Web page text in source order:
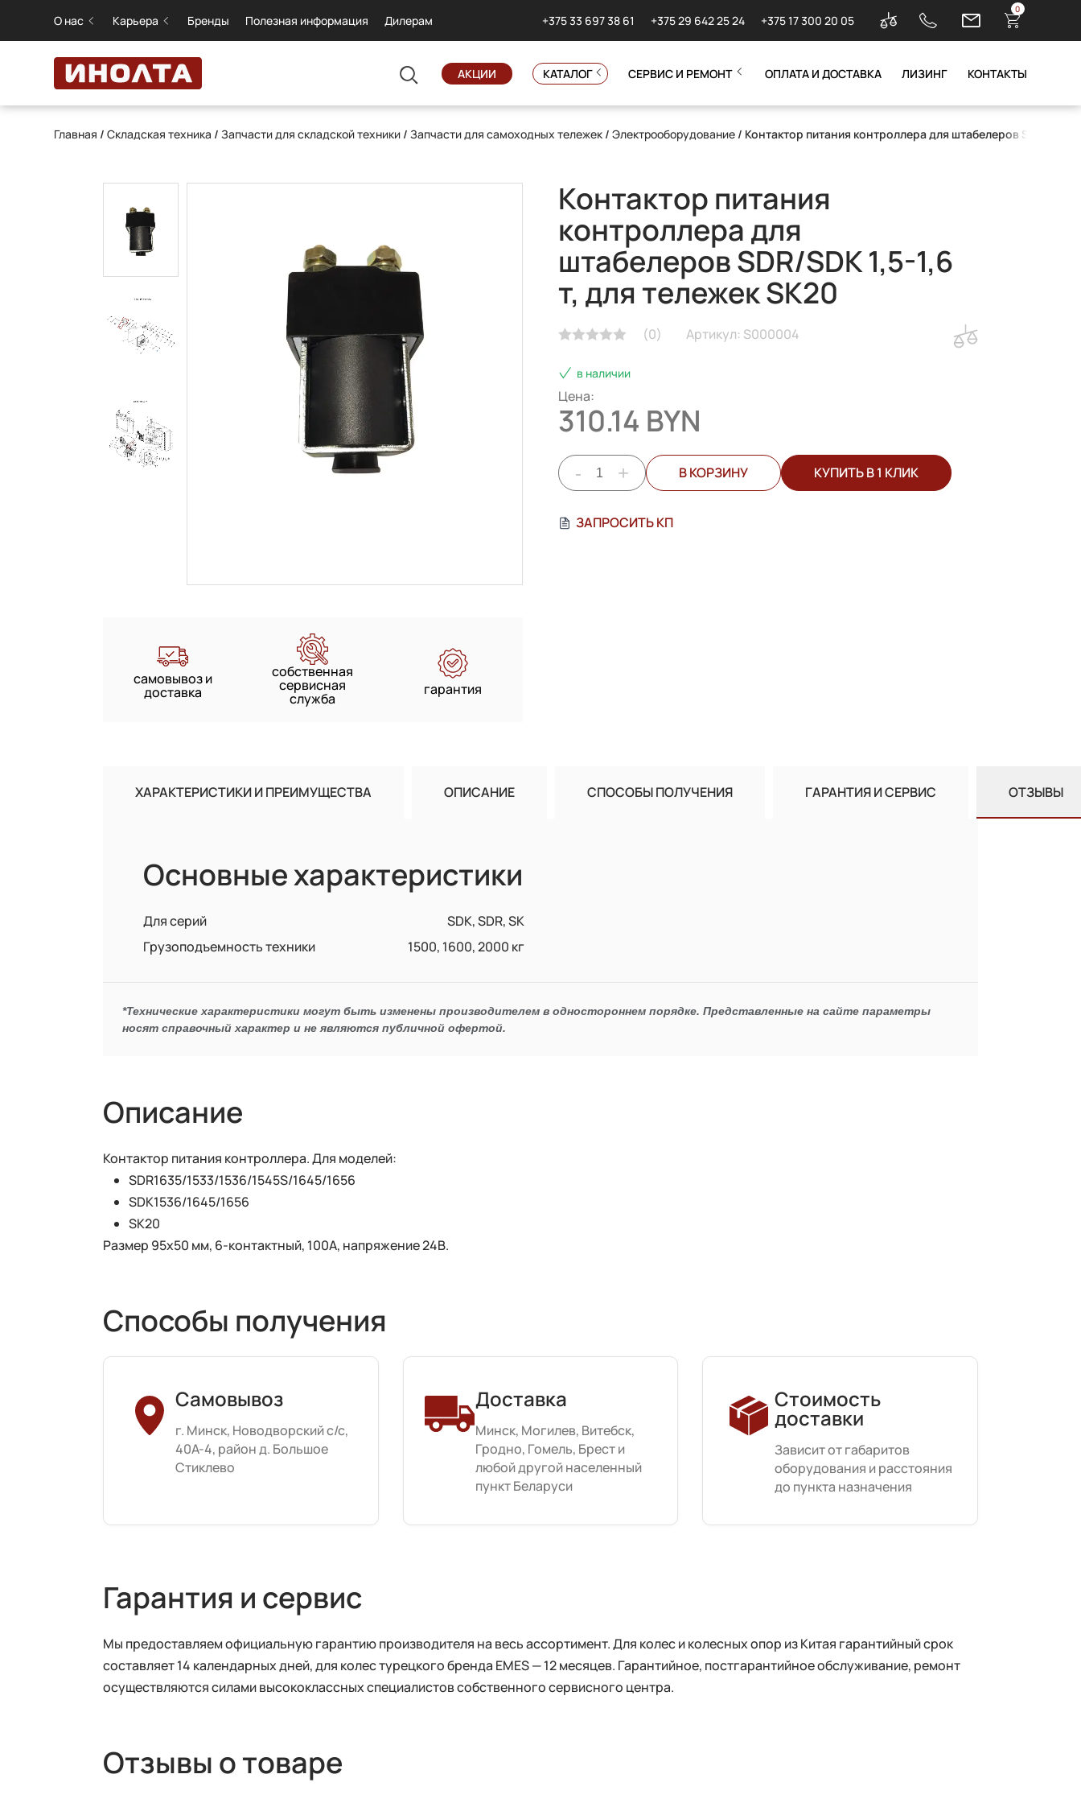
О нас Карьера Бренды Полезная информация Дилерам +375 33 697 38 61 +375 29 642 25 24 +375 17 300 20 05
0
АКЦИИ КАТАЛОГ СЕРВИС И РЕМОНТ ОПЛАТА И ДОСТАВКА ЛИЗИНГ КОНТАКТЫ
Главная /Складская техника /Запчасти для складской техники /Запчасти для самоходных тележек /Электрооборудование / Контактор питания контроллера для штабелеров SDR/SDK
самовывоз и
доставка
собственная
сервисная
служба
гарантия
Контактор питания
контроллера для
штабелеров SDR/SDK 1,5-1,6
т, для тележек SK20
(0) Артикул: S000004
в наличии
Цена:
310.14 BYN
- + В КОРЗИНУ КУПИТЬ В 1 КЛИК
ЗАПРОСИТЬ КП
ХАРАКТЕРИСТИКИ И ПРЕИМУЩЕСТВА ОПИСАНИЕ СПОСОБЫ ПОЛУЧЕНИЯ ГАРАНТИЯ И СЕРВИС ОТЗЫВЫ
Основные характеристики
Для серий
SDK, SDR, SK
Грузоподъемность техники
1500, 1600, 2000 кг
*Технические характеристики могут быть изменены производителем в одностороннем порядке. Представленные на сайте параметры
носят справочный характер и не являются публичной офертой.
Описание
Контактор питания контроллера. Для моделей:
SDR1635/1533/1536/1545S/1645/1656
SDK1536/1645/1656
SK20
Размер 95х50 мм, 6-контактный, 100А, напряжение 24В.
Способы получения
Самовывоз
г. Минск, Новодворский с/с,
40А-4, район д. Большое
Стиклево
Доставка
Минск, Могилев, Витебск,
Гродно, Гомель, Брест и
любой другой населенный
пункт Беларуси
Стоимость
доставки
Зависит от габаритов
оборудования и расстояния
до пункта назначения
Гарантия и сервис
Мы предоставляем официальную гарантию производителя на весь ассортимент. Для колес и колесных опор из Китая гарантийный срок
составляет 14 календарных дней, для колес турецкого бренда EMES — 12 месяцев. Гарантийное, постгарантийное обслуживание, ремонт
осуществляются силами высококлассных специалистов собственного сервисного центра.
Отзывы о товаре